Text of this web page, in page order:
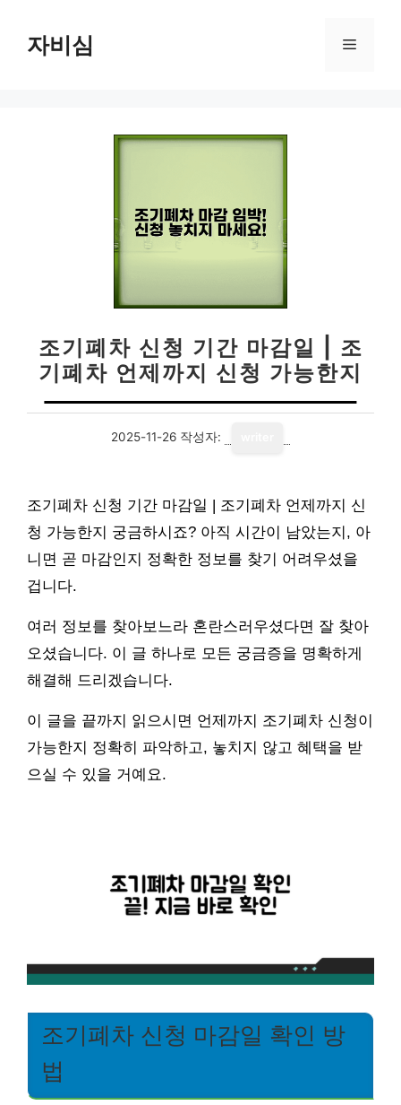
자비심 메
조기폐차 신청 기간 마감일 | 조
기폐차 언제까지 신청 가능한지
2025-11-26 작성자:
조기폐차 신청 기간 마감일 | 조기폐차 언제까지 신
청 가능한지 궁금하시죠? 아직 시간이 남았는지, 아
니면 곧 마감인지 정확한 정보를 찾기 어려우셨을
겁니다.
여러 정보를 찾아보느라 혼란스러우셨다면 잘 찾아
오셨습니다. 이 글 하나로 모든 궁금증을 명확하게
해결해 드리겠습니다.
이 글을 끝까지 읽으시면 언제까지 조기폐차 신청이
가능한지 정확히 파악하고, 놓치지 않고 혜택을 받
으실 수 있을 거예요.
조기폐차 신청 마감일 확인 방
법